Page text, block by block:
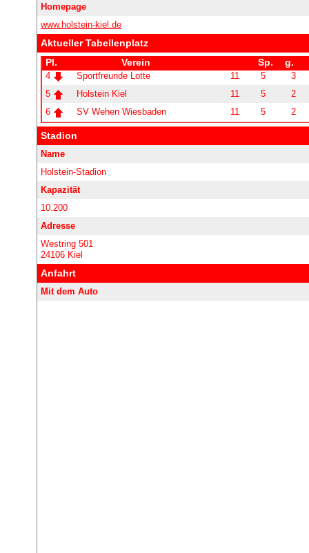
Homepage
www.holstein-kiel.de
Aktueller Tabellenplatz
Stadion
Name
Holstein-Stadion
Kapazität
10.200
Adresse
Westring 501
24106 Kiel
Anfahrt
Mit dem Auto